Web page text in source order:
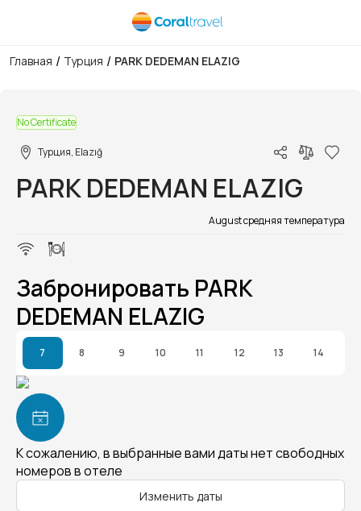
Главная / Турция / PARK DEDEMAN ELAZIG
No Certificate
Турция, Elazığ
PARK DEDEMAN ELAZIG
August средняя температура
Забронировать PARK
DEDEMAN ELAZIG
7 8 9 10 11 12 13 14
К сожалению, в выбранные вами даты нет свободных
номеров в отеле
Изменить даты